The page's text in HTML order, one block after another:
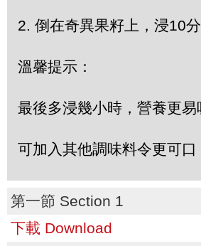
2. 倒在奇異果籽上，浸10分
溫馨提示：
最後多浸幾小時，營養更易
可加入其他調味料令更可
第一節 Section 1
下載 Download